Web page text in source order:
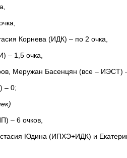
Корнева (ИДК) – по 2 очка,
– 1,5 очка,
Меружан Басенцян (все – ИЭСТ)
– 0;
– 6 очков,
Юдина (ИПХЭ+ИДК) и